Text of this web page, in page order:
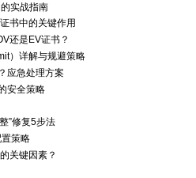
实战指南
书中的关键作用
还是EV证书？
）详解与规避策略
应急处理方案
安全策略
”修复5步法
策略
关键因素？